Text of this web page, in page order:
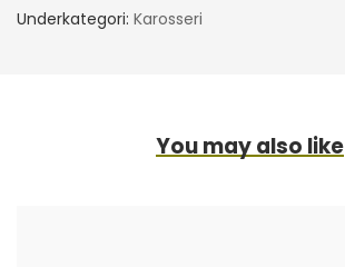
Underkategori: Karosseri
You may also like